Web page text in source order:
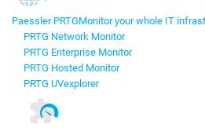
Paessler PRTGMonitor your whole IT
PRTG Network Monitor
PRTG Enterprise Monitor
PRTG Hosted Monitor
PRTG UVexplorer